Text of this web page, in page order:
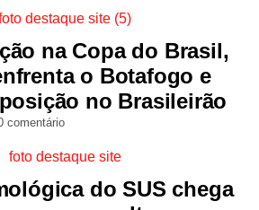
na Copa do Brasil,
o Botafogo e
no Brasileirão
comentário
do SUS chega